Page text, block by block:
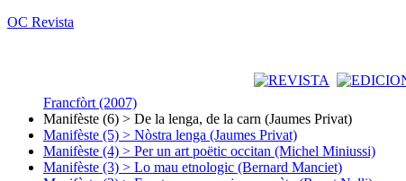
OC Revista
Francfòrt (2007)
Manifèste (6) > De la lenga, de la carn (Jaumes Privat)
Manifèste (5) > Nòstra lenga (Jaumes Privat)
Manifèste (4) > Per un art poëtic occitan (Michel Miniussi)
Manifèste (3) > Lo mau etnologic (Bernard Manciet)